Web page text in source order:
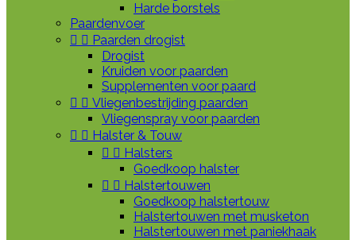
Harde borstels
Paardenvoer
  Paarden drogist
Drogist
Kruiden voor paarden
Supplementen voor paard
  Vliegenbestrijding paarden
Vliegenspray voor paarden
  Halster & Touw
  Halsters
Goedkoop halster
  Halstertouwen
Goedkoop halstertouw
Halstertouwen met musketon
Halstertouwen met paniekhaak